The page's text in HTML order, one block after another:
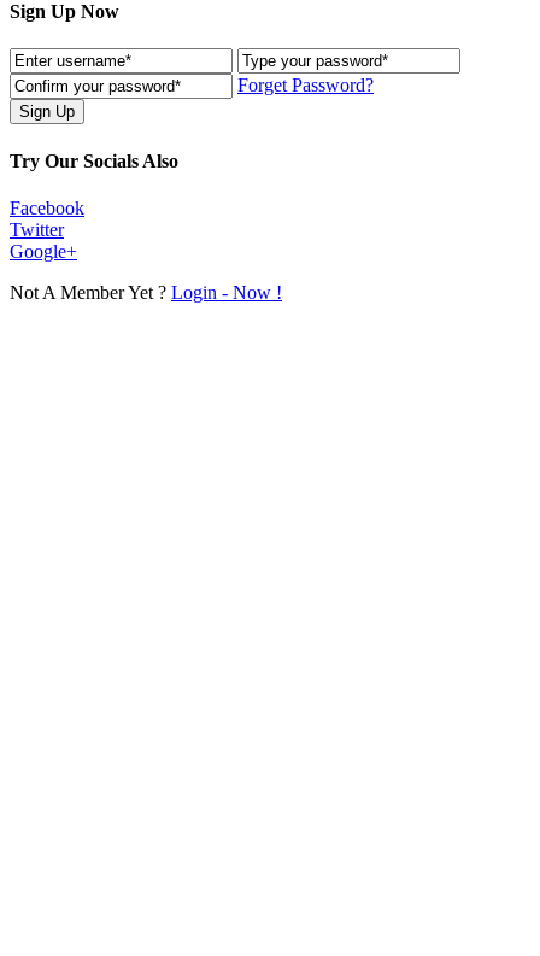
Sign Up Now
Forget Password?
Try Our Socials Also
Facebook
Twitter
Google+
Not A Member Yet ? Login - Now !